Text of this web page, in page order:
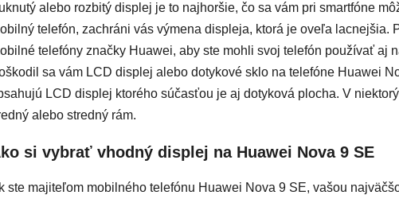
alebo rozbitý displej je to najhoršie, čo sa vám pri smartfóne
telefón, zachráni vás výmena displeja, ktorá je oveľa lacnejšia.
telefóny značky Huawei, aby ste mohli svoj telefón používať aj
sa vám LCD displej alebo dotykové sklo na telefóne Huawei
LCD displej ktorého súčasťou je aj dotyková plocha. V
alebo stredný rám.
si vybrať vhodný displej na Huawei Nova 9 SE
ste majiteľom mobilného telefónu Huawei Nova 9 SE, vašou